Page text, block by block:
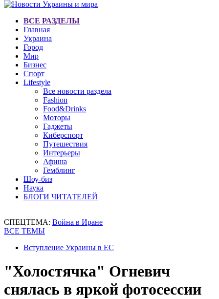
ВСЕ РАЗДЕЛЫ
Главная
Украина
Город
Мир
Бизнес
Спорт
Lifestyle
Все новости раздела
Fashion
Food&Drinks
Моторы
Гаджеты
Киберспорт
Путешествия
Интерьеры
Афиша
Гемблинг
Шоу-биз
Наука
БЛОГИ ЧИТАТЕЛЕЙ
СПЕЦТЕМА: Война в Иране
ВСЕ ТЕМЫ
Вступление Украины в ЕС
"Холостячка" Огневич
снялась в яркой фотосессии